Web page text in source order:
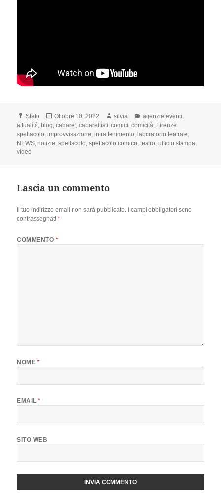
Formato
Stato
Scritto
il
Ottobre 10, 2022 Autore
silvia Categorie
agenzie eventi
attualità ,blog ,cabaret ,cabarettisti ,comici ,comicità Firenze
spettacolo ,improvvisazione ,intrattenimento ,laboratorio teatrale
NEWS ,notizie ,spettacolo ,spettacolo comico ,teatro ,ufficio stampa
video
Lascia un commento
Il tuo indirizzo email non sarà pubblicato.
I campi obbligatori sono
contrassegnati*
COMMENTO *
NOME *
EMAIL*
SITO WEB